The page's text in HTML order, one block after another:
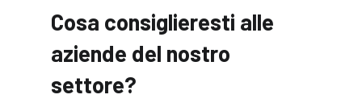
Cosa consiglieresti alle
aziende del nostro
settore?